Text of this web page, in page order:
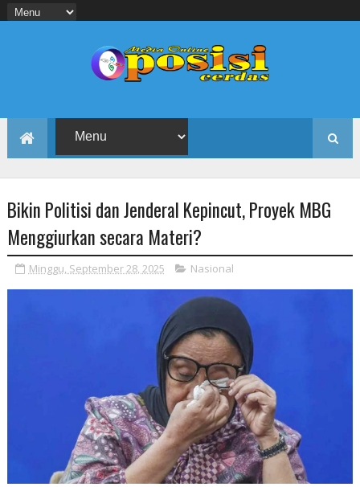
Bikin Politisi dan Jenderal Kepincut, Proyek MBG
Menggiurkan secara Materi?
Minggu, September 28, 2025 Nasional